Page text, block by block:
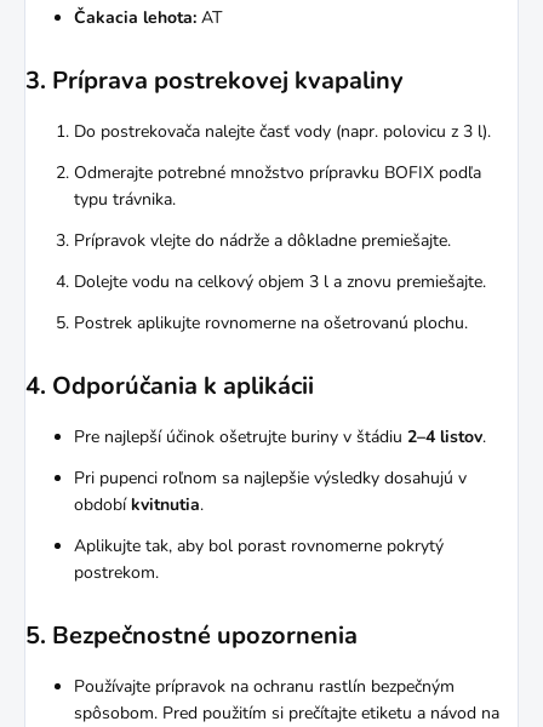
Čakacia lehota: AT
3. Príprava postrekovej kvapaliny
Do postrekovača nalejte časť vody (napr. polovicu z 3 l).
Odmerajte potrebné množstvo prípravku BOFIX podľa
typu trávnika.
Prípravok vlejte do nádrže a dôkladne premiešajte.
Dolejte vodu na celkový objem 3 l a znovu premiešajte.
Postrek aplikujte rovnomerne na ošetrovanú plochu.
4. Odporúčania k aplikácii
Pre najlepší účinok ošetrujte buriny v štádiu 2–4 listov.
Pri pupenci roľnom sa najlepšie výsledky dosahujú v
období kvitnutia.
Aplikujte tak, aby bol porast rovnomerne pokrytý
postrekom.
5. Bezpečnostné upozornenia
Používajte prípravok na ochranu rastlín bezpečným
spôsobom. Pred použitím si prečítajte etiketu a návod na